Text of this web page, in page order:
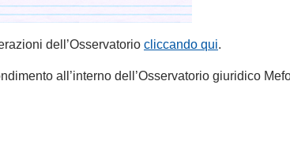
dell’Osservatorio cliccando qui.
all’interno dell’Osservatorio giuridico